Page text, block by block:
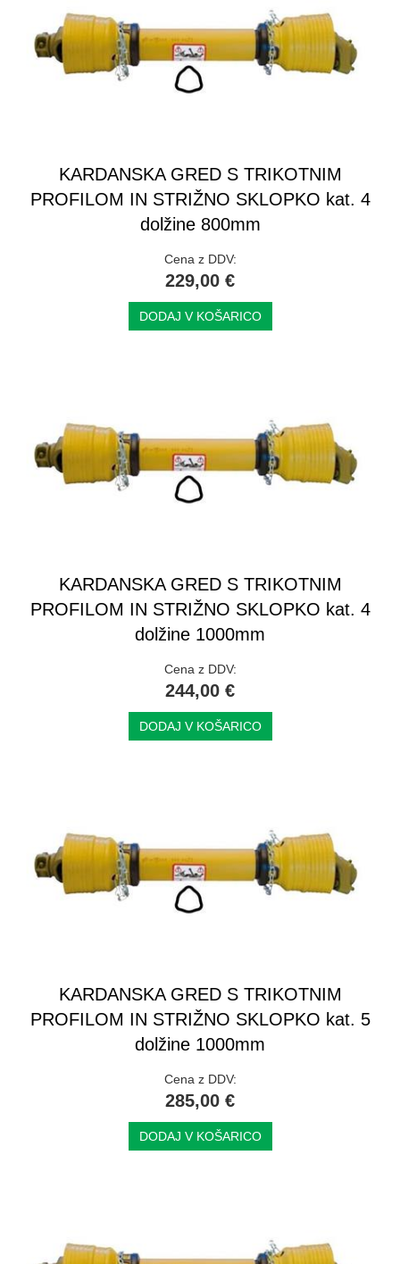
KARDANSKA GRED S TRIKOTNIM
PROFILOM IN STRIŽNO SKLOPKO kat. 4
dolžine 800mm
Cena z DDV:
229,00 €
DODAJ V KOŠARICO
KARDANSKA GRED S TRIKOTNIM
PROFILOM IN STRIŽNO SKLOPKO kat. 4
dolžine 1000mm
Cena z DDV:
244,00 €
DODAJ V KOŠARICO
KARDANSKA GRED S TRIKOTNIM
PROFILOM IN STRIŽNO SKLOPKO kat. 5
dolžine 1000mm
Cena z DDV:
285,00 €
DODAJ V KOŠARICO